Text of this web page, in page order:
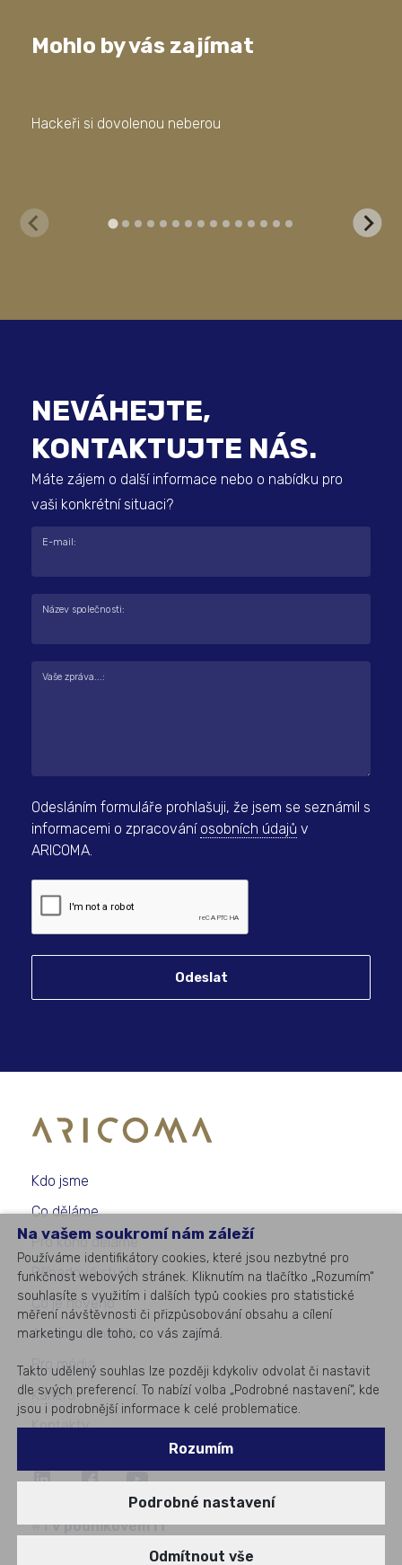
Mohlo by vás zajímat
Hackeři si dovolenou neberou
NEVÁHEJTE,
KONTAKTUJTE NÁS.
Máte zájem o další informace nebo o nabídku pro
vaši konkrétní situaci?
E-mail:
Název společnosti:
Vaše zpráva...:
Odesláním formuláře prohlašuji, že jsem se seznámil s
informacemi o zpracování osobních údajů v
ARICOMA.
Odeslat
Na vašem soukromí nám záleží
Používáme identifikátory cookies, které jsou nezbytné pro
funkčnost webových stránek. Kliknutím na tlačítko „Rozumím“
souhlasíte s využitím i dalších typů cookies pro statistické
měření návštěvnosti či přizpůsobování obsahu a cílení
marketingu dle toho, co vás zajímá.
Takto udělený souhlas lze později kdykoliv odvolat či nastavit
dle svých preferencí. To nabízí volba „Podrobné nastavení“, kde
jsou i podrobnější informace k celé problematice.
Rozumím
Podrobné nastavení
Odmítnout vše
Kdo jsme
Co děláme
Pro koho děláme
Případové studie
Co je nového
Akce a semináře
Pro média
Kariéra
Kontakty
#1v podnikovém IT
All rights reserved